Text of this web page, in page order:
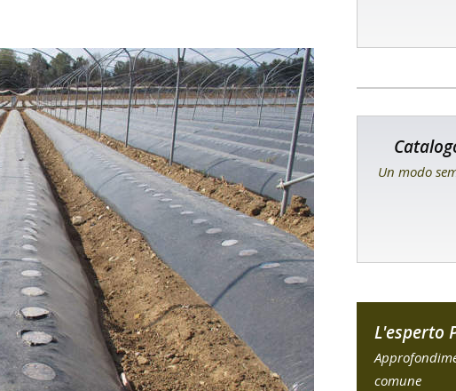
Un modo
L'esperto
comune